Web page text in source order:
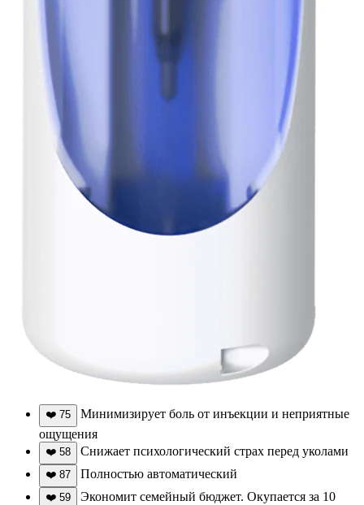
❤️ 75
Минимизирует боль от инъекции и неприятные
ощущения
❤️ 58 Снижает психологический страх перед уколами
❤️ 87 Полностью автоматический
❤️ 59
Экономит семейный бюджет. Окупается за 10